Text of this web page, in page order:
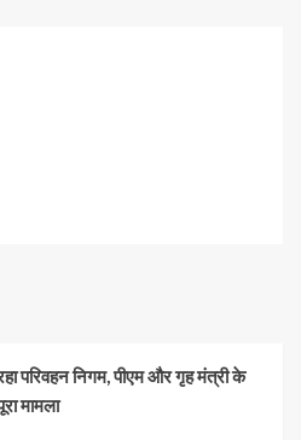
परिवहन निगम, पीएम और गृह मंत्री के
मामला